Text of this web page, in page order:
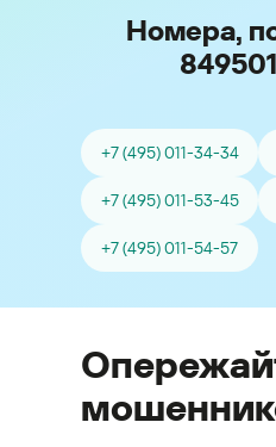
Номера,
+7 (495) 011-34-34
+7 (495) 011-53-45
+7 (495) 011-54-57